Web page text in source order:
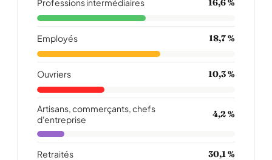
Professions intermédiaires 16,6 %
Employés 18,7 %
Ouvriers 10,3 %
Artisans, commerçants, chefs
d'entreprise
4,2 %
Retraités 30,1 %